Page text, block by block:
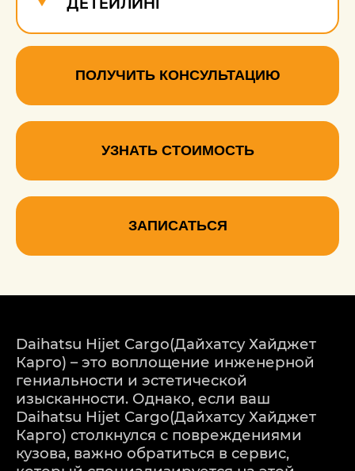
ПОЛУЧИТЬ КОНСУЛЬТАЦИЮ
УЗНАТЬ СТОИМОСТЬ
ЗАПИСАТЬСЯ
Daihatsu Hijet Cargo(Дайхатсу Хайджет
Карго) – это воплощение инженерной
гениальности и эстетической
изысканности. Однако, если ваш
Daihatsu Hijet Cargo(Дайхатсу Хайджет
Карго) столкнулся с повреждениями
кузова, важно обратиться в сервис,